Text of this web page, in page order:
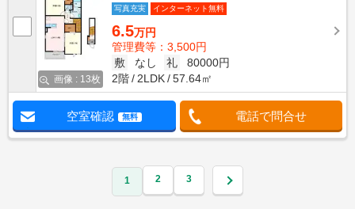
画像 : 13枚
写真充実
インターネット無料
6.5万円
管理費等：3,500円
敷
なし 礼
80000円
2階
2LDK 57.64㎡
空室確認 無料 電話で問合せ
1 2 3